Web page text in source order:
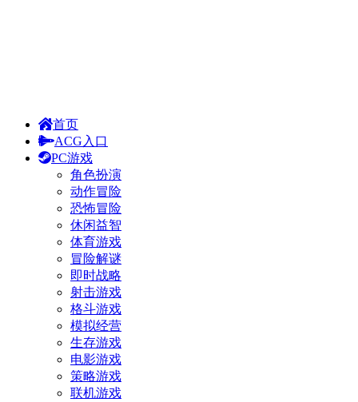
首页
ACG入口
PC游戏
角色扮演
动作冒险
恐怖冒险
休闲益智
体育游戏
冒险解谜
即时战略
射击游戏
格斗游戏
模拟经营
生存游戏
电影游戏
策略游戏
联机游戏